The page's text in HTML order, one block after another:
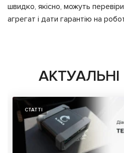
швидко, якісно, можуть
агрегат і дати гарантію на
СТАТТІ